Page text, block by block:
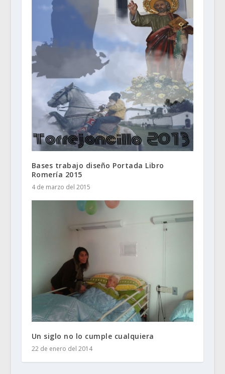
Bases trabajo diseño Portada Libro
Romería 2015
4 de marzo del 2015
Un siglo no lo cumple cualquiera
22 de enero del 2014